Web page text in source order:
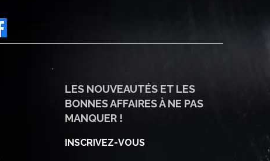
LES NOUVEAUTÉS ET LES
BONNES AFFAIRES À NE PAS
MANQUER !
INSCRIVEZ-VOUS